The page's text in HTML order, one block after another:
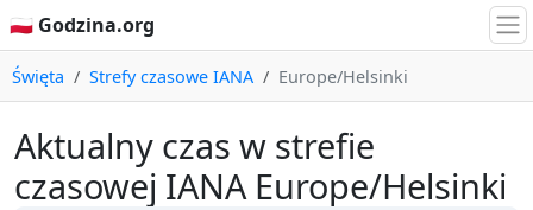
🇵🇱 Godzina.org
Święta Strefy czasowe IANA Europe/Helsinki
Aktualny czas w strefie
czasowej IANA Europe/Helsinki